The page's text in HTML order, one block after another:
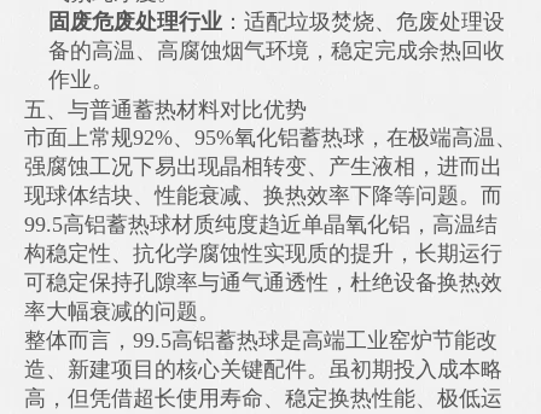
固废危废处理行业 ：适配垃圾焚烧、危废处理设
备的高温、高腐蚀烟气环境，稳定完成余热回收
作业。
五、与普通蓄热材料对比优势
市面上常规92%、95%氧化铝蓄热球，在极端高温、
强腐蚀工况下易出现晶相转变、产生液相，进而出
现球体结块、性能衰减、换热效率下降等问题。而
99.5高铝蓄热球材质纯度趋近单晶氧化铝，高温结
构稳定性、抗化学腐蚀性实现质的提升，长期运行
可稳定保持孔隙率与通气通透性，杜绝设备换热效
率大幅衰减的问题。
整体而言，99.5高铝蓄热球是高端工业窑炉节能改
造、新建项目的核心关键配件。虽初期投入成本略
高，但凭借超长使用寿命、稳定换热性能、极低运